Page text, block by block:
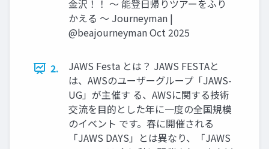
金沢！！ ～ 能登日帰りツアーをふり
かえる ～ Journeyman |
@beajourneyman Oct 2025
2.
JAWS Festa とは？ JAWS FESTAと
は、AWSのユーザーグループ「JAWS-
UG」が主催す る、AWSに関する技術
交流を目的とした年に一度の全国規模
のイベント です。春に開催される
「JAWS DAYS」とは異なり、「JAWS